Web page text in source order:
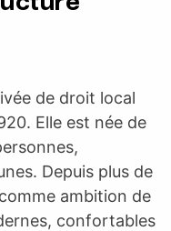
de droit local
Elle est née de
Depuis plus de
ambition de
confortables